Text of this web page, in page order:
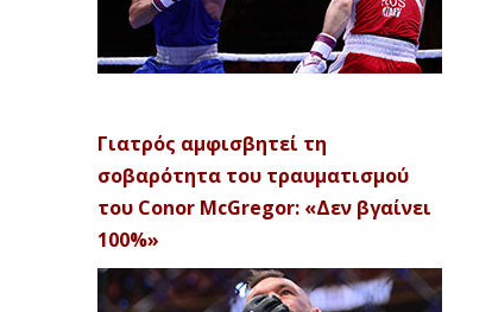
Γιατρός αμφισβητεί τη
σοβαρότητα του τραυματισμού
του Conor McGregor: «Δεν βγαίνει
100%»